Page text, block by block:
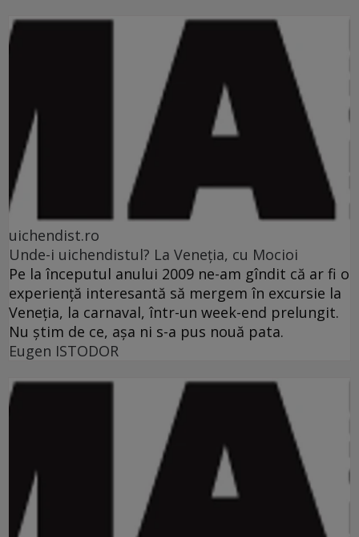
uichendist.ro
Unde-i uichendistul? La Veneţia, cu Mocioi
Pe la începutul anului 2009 ne-am gîndit că ar fi o
experienţă interesantă să mergem în excursie la
Veneţia, la carnaval, într-un week-end prelungit.
Nu ştim de ce, aşa ni s-a pus nouă pata.
Eugen ISTODOR